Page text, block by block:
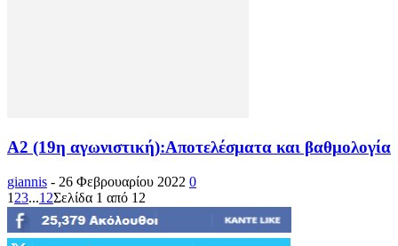
Α2 (19η αγωνιστική):Αποτελέσματα και βαθμολογία
giannis - 26 Φεβρουαρίου 2022 0
1 23...12Σελίδα 1 από 12